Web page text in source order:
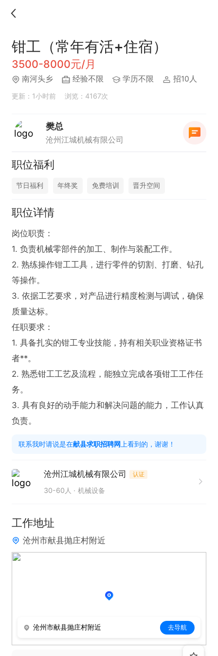
钳工（常年有活+住宿）
3500-8000元/月
南河头乡 经验不限 学历不限 招10人
更新：1小时前 浏览：4167次
樊总
沧州江城机械有限公司
职位福利
节日福利 年终奖 免费培训 晋升空间
职位详情
岗位职责：
1. 负责机械零部件的加工、制作与装配工作。
2. 熟练操作钳工工具，进行零件的切割、打磨、钻孔
等操作。
3. 依据工艺要求，对产品进行精度检测与调试，确保
质量达标。
任职要求：
1. 具备扎实的钳工专业技能，持有相关职业资格证书
者**。
2. 熟悉钳工工艺及流程，能独立完成各项钳工工作任
务。
3. 具有良好的动手能力和解决问题的能力，工作认真
负责。
联系我时请说是在献县求职招聘网 上看到的，谢谢！
沧州江城机械有限公司 认证
30-60人 机械设备
工作地址
沧州市献县抛庄村附近
沧州市献县抛庄村附近 去导航